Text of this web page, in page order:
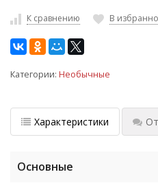
К сравнению В
Категории: Необычные
Характеристики
Основные